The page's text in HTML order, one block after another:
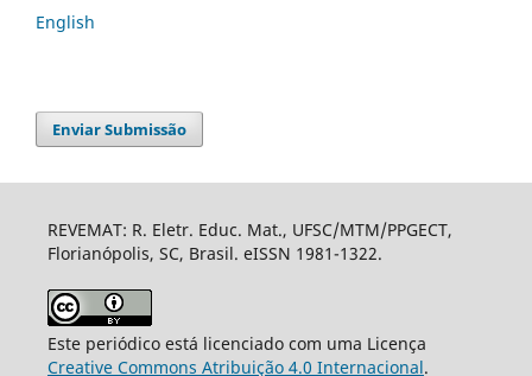
English
Enviar Submissão
REVEMAT: R. Eletr. Educ. Mat., UFSC/MTM/PPGECT,
Florianópolis, SC, Brasil. eISSN 1981-1322.
Este periódico está licenciado com uma Licença
Creative Commons Atribuição 4.0 Internacional.